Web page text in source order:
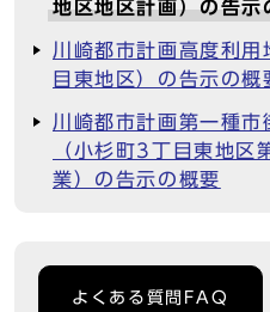
地区地区計画）の告示
川崎都市計画高度利
目東地区）の告示の概
川崎都市計画第一種
（小杉町3丁目東地区
業）の告示の概要
よくある質問FAQ